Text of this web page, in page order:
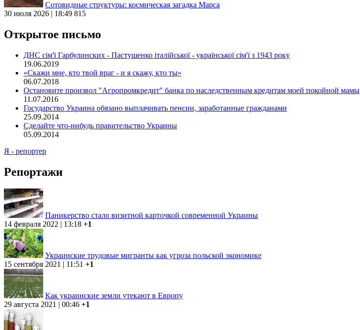
Сотовидные структуры: космическая загадка Марса
30 июля 2026 | 18:49 815
Открытое письмо
ДНC сім'ї Гарбулинских - Пастушенко італійської - української сім'ї з 1943 року
19.06.2019
«Скажи мне, кто твой враг - и я скажу, кто ты»
06.07.2018
Остановите произвол "Агропромкредит" банка по наследственным кредитам моей покойной мамы
11.07.2016
Государство Украина обязано выплачивать пенсии, заработанные гражданами
25.09.2014
Сделайте что-нибудь правительство Украины
05.09.2014
Я - репортер
Репортажи
Паникерство стало визитной карточкой современной Украины
14 февраля 2022 | 13:18 +1
Украинские трудовые мигранты как угроза польской экономике
15 сентября 2021 | 11:51 +1
Как украинские земли утекают в Европу
29 августа 2021 | 00:46 +1